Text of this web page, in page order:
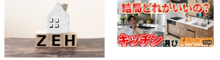
今後もどんどんお伝えしていき
ますので、お楽しみにしてくだ
交通規制もかかりますので、参
加される方も参加されない方も
お気を付けください。
花火を間近で楽しめる有料観覧
席の販売もあるらしいですよ。